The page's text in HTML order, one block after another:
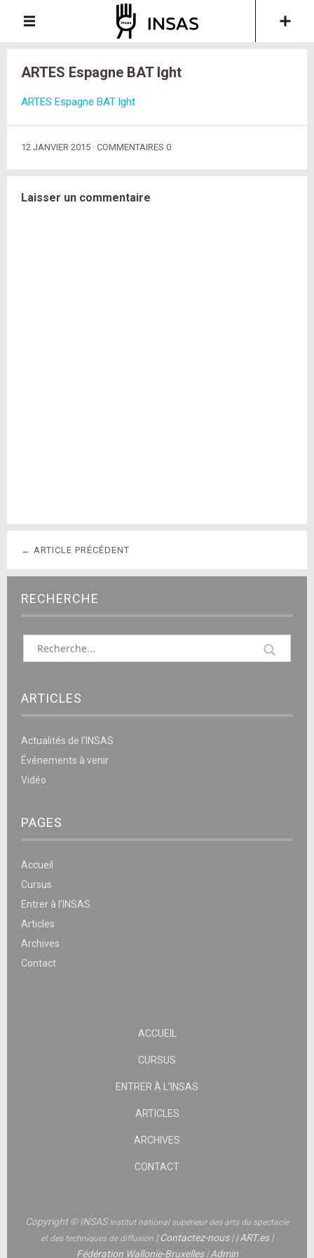
ARTES Espagne BAT lght
ARTES Espagne BAT lght
12 JANVIER 2015 COMMENTAIRES 0
Laisser un commentaire
← ARTICLE PRÉCÉDENT
RECHERCHE
ARTICLES
Actualités de l’INSAS
Événements à venir
Vidéo
PAGES
Accueil
Cursus
Entrer à l’INSAS
Articles
Archives
Contact
ACCUEIL
CURSUS
ENTRER À L’INSAS
ARTICLES
ARCHIVES
CONTACT
Copyright © INSASInstitut national supérieur des arts du spectacle
et des techniques de diffusion |Contactez-nous||ART.es|
Fédération Wallonie-Bruxelles|Admin